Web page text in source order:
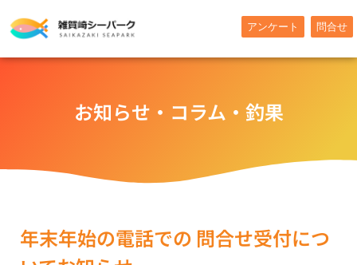
容
アンケート 問合せ
お知らせ・コラム・釣果
年末年始の電話での 問合せ受付につ